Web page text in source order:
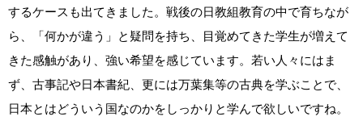
するケースも出てきました。戦後の日教組教育の中で育ちなが
ら、「何かが違う」と疑問を持ち、目覚めてきた学生が増えて
きた感触があり、強い希望を感じています。若い人々にはま
ず、古事記や日本書紀、更には万葉集等の古典を学ぶことで、
日本とはどういう国なのかをしっかりと学んで欲しいですね。